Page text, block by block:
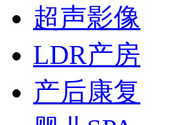
超声影像
LDR产房
产后康复